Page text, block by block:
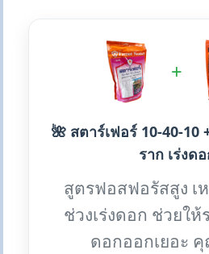
+
🌺 สตาร์เฟอร์ 10-40-10
ราก เร่งด
สูตรฟอสฟอรัสสูง เ
ช่วงเร่งดอก ช่วยให้
ดอกออกเยอะ